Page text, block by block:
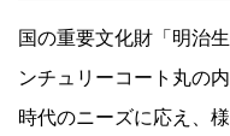
国の重要文化財「明治
ンチュリーコート丸の
時代のニーズに応え、